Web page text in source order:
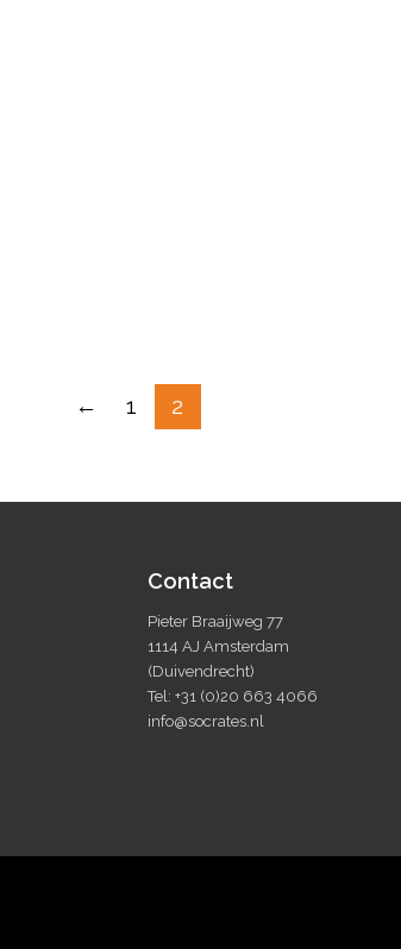
← 1 2
Contact
Pieter Braaijweg 77
1114 AJ Amsterdam
(Duivendrecht)
Tel: +31 (0)20 663 4066
info@socrates.nl